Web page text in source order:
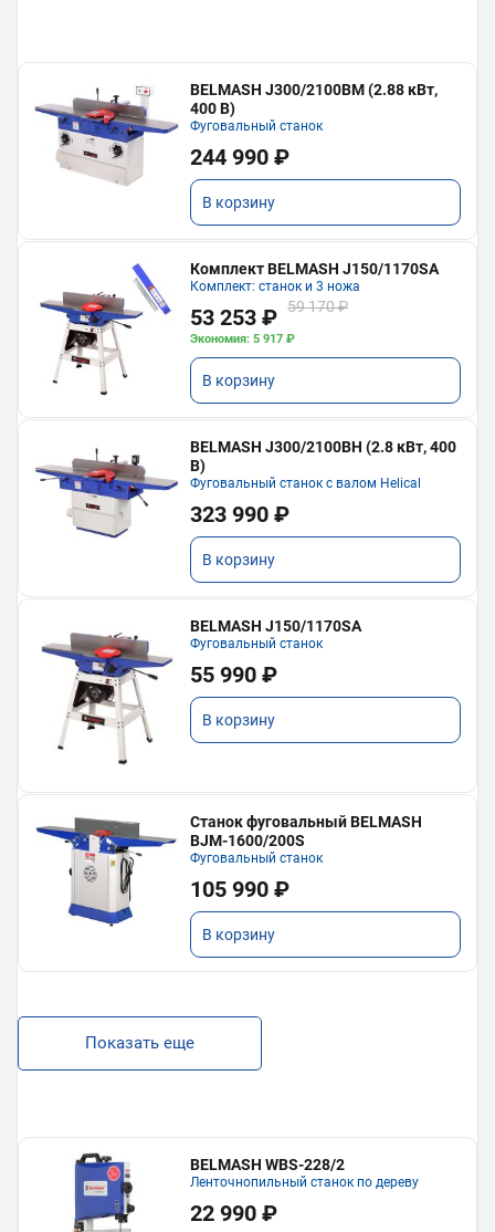
BELMASH J300/2100ВМ (2.88 кВт,
400 В)
Фуговальный станок
244 990 ₽
В корзину
Комплект BELMASH J150/1170SA
Комплект: станок и 3 ножа
53 253 ₽ 59 170 ₽
Экономия: 5 917 ₽
В корзину
BELMASH J300/2100ВH (2.8 кВт, 400
В)
Фуговальный станок с валом Helical
323 990 ₽
В корзину
BELMASH J150/1170SA
Фуговальный станок
55 990 ₽
В корзину
Станок фуговальный BELMASH
BJM-1600/200S
Фуговальный станок
105 990 ₽
В корзину
Показать еще
BELMASH WBS-228/2
Ленточнопильный станок по дереву
22 990 ₽